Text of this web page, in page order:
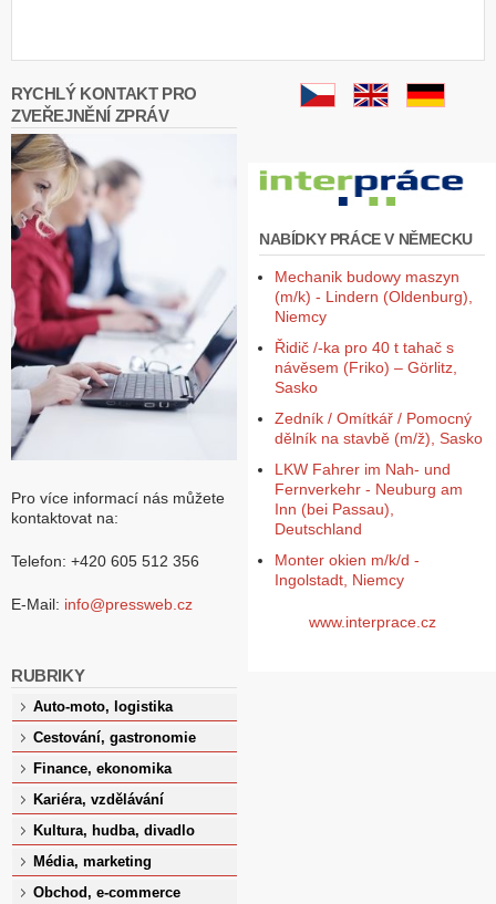
RYCHLÝ KONTAKT PRO
ZVEŘEJNĚNÍ ZPRÁV
Pro více informací nás můžete
kontaktovat na:
Telefon: +420 605 512 356
E-Mail: info@pressweb.cz
RUBRIKY
Auto-moto, logistika
Cestování, gastronomie
Finance, ekonomika
Kariéra, vzdělávání
Kultura, hudba, divadlo
Média, marketing
Obchod, e-commerce
NABÍDKY PRÁCE V NĚMECKU
Mechanik budowy maszyn
(m/k) - Lindern (Oldenburg),
Niemcy
Řidič /-ka pro 40 t tahač s
návěsem (Friko) – Görlitz,
Sasko
Zedník / Omítkář / Pomocný
dělník na stavbě (m/ž), Sasko
LKW Fahrer im Nah- und
Fernverkehr - Neuburg am
Inn (bei Passau),
Deutschland
Monter okien m/k/d -
Ingolstadt, Niemcy
www.interprace.cz